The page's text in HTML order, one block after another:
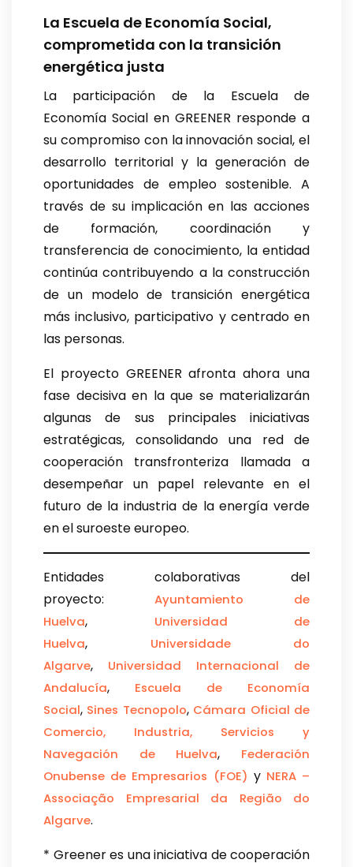
La Escuela de Economía Social,
comprometida con la transición
energética justa
La participación de la Escuela de
Economía Social en GREENER responde a
su compromiso con la innovación social, el
desarrollo territorial y la generación de
oportunidades de empleo sostenible. A
través de su implicación en las acciones
de formación, coordinación y
transferencia de conocimiento, la entidad
continúa contribuyendo a la construcción
de un modelo de transición energética
más inclusivo, participativo y centrado en
las personas.
El proyecto GREENER afronta ahora una
fase decisiva en la que se materializarán
algunas de sus principales iniciativas
estratégicas, consolidando una red de
cooperación transfronteriza llamada a
desempeñar un papel relevante en el
futuro de la industria de la energía verde
en el suroeste europeo.
Entidades colaborativas del
proyecto: Ayuntamiento de
Huelva,
Universidad de
Huelva,
Universidade do
Algarve, Universidad Internacional de
Andalucía, Escuela de Economía
Social, Sines Tecnopolo, Cámara Oficial de
Comercio, Industria, Servicios y
Navegación de Huelva, Federación
Onubense de Empresarios (FOE) y NERA –
Associação Empresarial da Região do
Algarve.
* Greener es una iniciativa de cooperación